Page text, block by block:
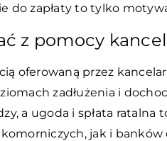
do zapłaty to tylko
z pomocy
oferowaną przez
zadłużenia i
a ugoda i spłata
jak i